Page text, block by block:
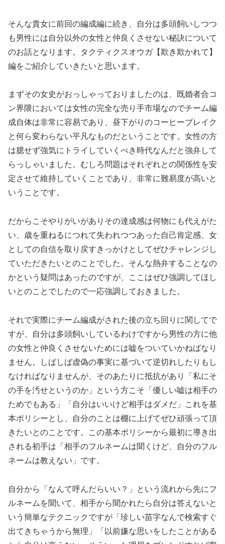
そんな貴女に前回の編成編に続き、自分は多頭飼いしつつ
も男性には自分以外の女性と仲良くさせない秘訣について
のお話となります。タクティクスオウガ【欺き欺かれて】
編をご紹介していきたいと思います。
まずその女史がおっしゃっておりましたのは、既婚者合コ
ン界隈においては女性の完全な売り手市場なのでチーム編
成自体は非常に容易であり、昼下がりのコーヒーブレイク
と何ら変わらない平凡なものだということです。女性の方
は臆せず強気にトライしていくべき時代なんだと強弁して
らっしゃいました。むしろ問題はそれぞれとの関係性を安
定させて維持していくことであり、非常に難易度が高いと
いうことです。
だからこそやりがいがありその達成感は何物にも代えがた
い、歳を重ねるにつれて失われつつあった自己肯定感、女
としての自信を取り戻すきっかけとしてぜひチャレンジし
ていただきたいとのことでした。そんな熱弁することなの
かという疑問はあったのですが、ここはぜひ強調してほし
いとのことでしたので一応強調しておきました。
それで実際にチーム編成がされた後の立ち回りに関してで
すが、自分は多頭飼いしているわけですから男性の方に他
の女性と仲良くさせないためには嘘をついていかねばなり
ません。しばしば虚偽の事実に基づいて逆切れしたりもし
なければなりませんが、そのあたりに抵抗があり「私にそ
の手を汚せというのか」という方こそ「優しい嘘は相手の
ためでもある」「自分はいいけど相手はダメだ」これを基
本ポリシーとし、自分のことは棚に上げてぜひ頑張って頂
きたいとのことです。この基本ポリシーから最初に導き出
される初手は「相手のフルネームは聞くけど、自分のフル
ネームは教えない」です。
自分から「なんて呼んだらいい？」という流れから先にフ
ルネームを聞いて、相手から聞かれたら自分は答えないと
いう簡単なテクニックですが「珍しい苗字なんで検索すぐ
出てきちゃうから無理」「以前嫌な思いをしたことがある